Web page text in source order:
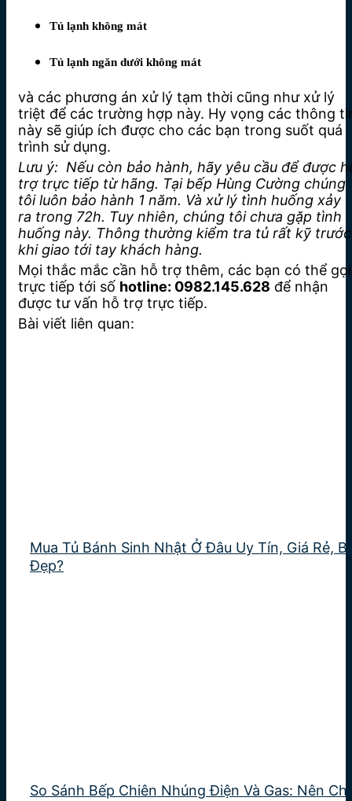
Tủ lạnh không mát
Tủ lạnh ngăn dưới không mát
và các phương án xử lý tạm thời cũng như xử lý
triệt để các trường hợp này. Hy vọng các thông
này sẽ giúp ích được cho các bạn trong suốt quá
trình sử dụng.
Lưu ý: Nếu còn bảo hành, hãy yêu cầu để được
trợ trực tiếp từ hãng. Tại bếp Hùng Cường chúng
tôi luôn bảo hành 1 năm. Và xử lý tình huống xảy
ra trong 72h. Tuy nhiên, chúng tôi chưa gặp tình
huống này. Thông thường kiểm tra tủ rất kỹ trước
khi giao tới tay khách hàng.
Mọi thắc mắc cần hỗ trợ thêm, các bạn có thể gọi
trực tiếp tới số hotline: 0982.145.628 để nhận
được tư vấn hỗ trợ trực tiếp.
Bài viết liên quan:
Mua Tủ Bánh Sinh Nhật Ở Đâu Uy Tín, Giá Rẻ,
Đẹp?
So Sánh Bếp Chiên Nhúng Điện Và Gas: Nên